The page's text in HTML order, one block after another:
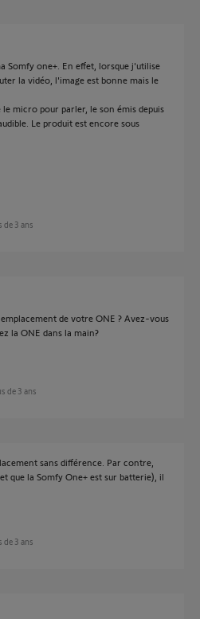
Somfy one+. En effet, lorsque j'utilise
la vidéo, l'image est bonne mais le
micro pour parler, le son émis depuis
Le produit est encore sous
de 3 ans
de votre ONE ? Avez-vous
la ONE dans la main?
de 3 ans
sans différence. Par contre,
que la Somfy One+ est sur batterie), il
de 3 ans